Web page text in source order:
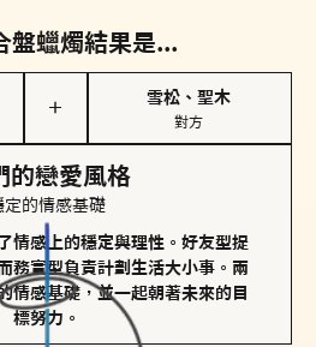
盤蠟燭結果是...
＋
雪松、聖木
對方
的戀愛風格
定的情感基礎
情感上的穩定與理性。好友型提
務實型負責計劃生活大小事。兩
情感基礎，並一起朝著未來的目
標努力。